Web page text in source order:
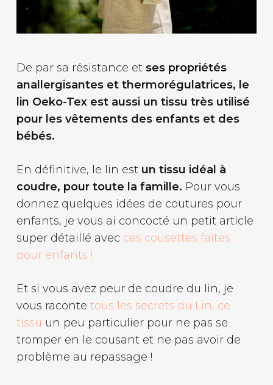
De par sa résistance et ses propriétés
anallergisantes et thermorégulatrices, le
lin Oeko-Tex est aussi un tissu très utilisé
pour les vêtements des enfants et des
bébés.
En définitive, le lin est un tissu idéal à
coudre, pour toute la famille. Pour vous
donnez quelques idées de coutures pour
enfants, je vous ai concocté un petit article
super détaillé avec ces cousettes faites
pour enfants !
Et si vous avez peur de coudre du lin, je
vous raconte tous les secrets du Lin, ce
tissu un peu particulier pour ne pas se
tromper en le cousant et ne pas avoir de
problème au repassage !